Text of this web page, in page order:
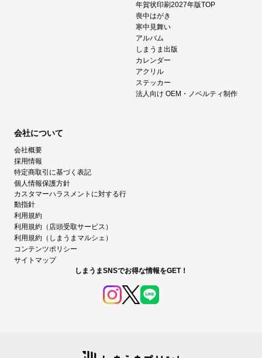
年賀状印刷2027年版TOP
喪中はがき
寒中見舞い
アルバム
しまうま出版
カレンダー
アクリル
ステッカー
法人向け OEM・ノベルティ制作
会社について
会社概要
採用情報
特定商取引に基づく表記
個人情報保護方針
カスタマーハラスメントに対する行
動指針
利用規約
利用規約（店頭受取サービス）
利用規約（しまうまマルシェ）
コンテンツポリシー
サイトマップ
しまうまSNSでお得な情報をGET！